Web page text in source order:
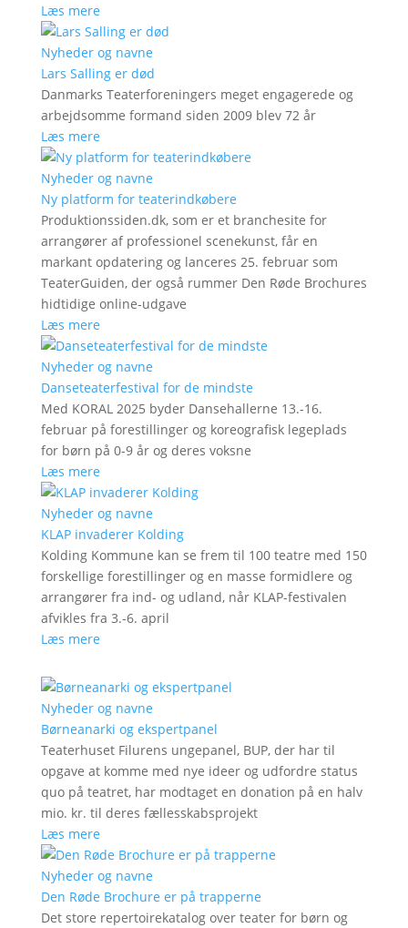
Læs mere
Nyheder og navne
Lars Salling er død
Danmarks Teaterforeningers meget engagerede og
arbejdsomme formand siden 2009 blev 72 år
Læs mere
Nyheder og navne
Ny platform for teaterindkøbere
Produktionssiden.dk, som er et branchesite for
arrangører af professionel scenekunst, får en
markant opdatering og lanceres 25. februar som
TeaterGuiden, der også rummer Den Røde Brochures
hidtidige online-udgave
Læs mere
Nyheder og navne
Danseteaterfestival for de mindste
Med KORAL 2025 byder Dansehallerne 13.-16.
februar på forestillinger og koreografisk legeplads
for børn på 0-9 år og deres voksne
Læs mere
Nyheder og navne
KLAP invaderer Kolding
Kolding Kommune kan se frem til 100 teatre med 150
forskellige forestillinger og en masse formidlere og
arrangører fra ind- og udland, når KLAP-festivalen
afvikles fra 3.-6. april
Læs mere
Nyheder og navne
Børneanarki og ekspertpanel
Teaterhuset Filurens ungepanel, BUP, der har til
opgave at komme med nye ideer og udfordre status
quo på teatret, har modtaget en donation på en halv
mio. kr. til deres fællesskabsprojekt
Læs mere
Nyheder og navne
Den Røde Brochure er på trapperne
Det store repertoirekatalog over teater for børn og